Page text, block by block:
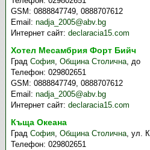
GSM:0888847749, 0888707612
Email:nadja_2005@abv.bg
Интернет сайт:declaracia15.com
Хотел Месамбрия Форт Бийч
ГрадСофия,Община Столична,до
Телефон:029802651
GSM:0888847749, 0888707612
Email:nadja_2005@abv.bg
Интернет сайт:declaracia15.com
Къща Океана
ГрадСофия,Община Столична,ул.
Телефон:029802651